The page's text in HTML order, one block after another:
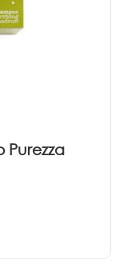
Purezza